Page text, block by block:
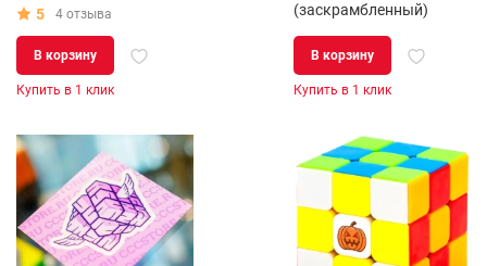
5
4 отзыва
В корзину
Купить в 1 клик
(заскрамбленный)
В корзину
Купить в 1 клик